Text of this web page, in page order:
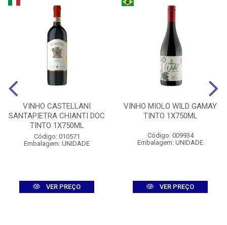
VINHO CASTELLANI
SANTAPIETRA CHIANTI DOC
TINTO 1X750ML
Código: 010571
Embalagem: UNIDADE
VER PREÇO
VINHO MIOLO WILD GAMAY
TINTO 1X750ML
Código: 009934
Embalagem: UNIDADE
VER PREÇO